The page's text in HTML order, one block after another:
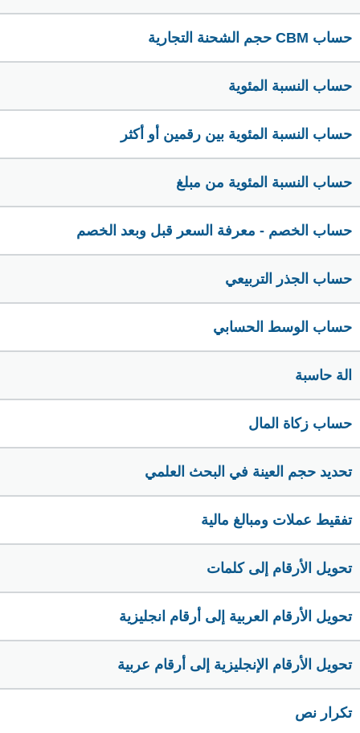
حساب CBM حجم الشحنة التجارية
حساب النسبة المئوية
حساب النسبة المئوية بين رقمين أو أكثر
حساب النسبة المئوية من مبلغ
حساب الخصم - معرفة السعر قبل وبعد الخصم
حساب الجذر التربيعي
حساب الوسط الحسابي
الة حاسبة
حساب زكاة المال
تحديد حجم العينة في البحث العلمي
تفقيط عملات ومبالغ مالية
تحويل الأرقام إلى كلمات
تحويل الأرقام العربية إلى أرقام انجليزية
تحويل الأرقام الإنجليزية إلى أرقام عربية
تكرار نص